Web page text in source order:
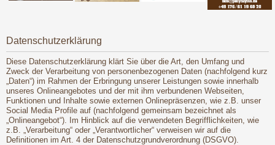
Datenschutzerklärung
Diese Datenschutzerklärung klärt Sie über die Art, den Umfang und
Zweck der Verarbeitung von personenbezogenen Daten (nachfolgend kurz
„Daten“) im Rahmen der Erbringung unserer Leistungen sowie innerhalb
unseres Onlineangebotes und der mit ihm verbundenen Webseiten,
Funktionen und Inhalte sowie externen Onlinepräsenzen, wie z.B. unser
Social Media Profile auf (nachfolgend gemeinsam bezeichnet als
„Onlineangebot“). Im Hinblick auf die verwendeten Begrifflichkeiten, wie
z.B. „Verarbeitung“ oder „Verantwortlicher“ verweisen wir auf die
Definitionen im Art. 4 der Datenschutzgrundverordnung (DSGVO).